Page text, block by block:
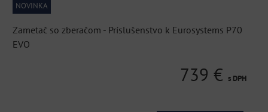
NOVINKA
Zametač so zberačom - Príslušenstvo k Eurosystems P70
EVO
739 € s DPH